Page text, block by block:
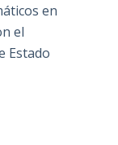
en
el
Estado